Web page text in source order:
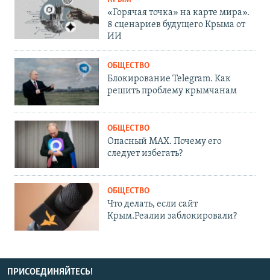
«Горячая точка» на карте мира».
8 сценариев будущего Крыма от
ИИ
ОБЩЕСТВО
Блокирование Telegram. Как
решить проблему крымчанам
ОБЩЕСТВО
Опасный MAX. Почему его
следует избегать?
ОБЩЕСТВО
Что делать, если сайт
Крым.Реалии заблокировали?
ПРИСОЕДИНЯЙТЕСЬ!